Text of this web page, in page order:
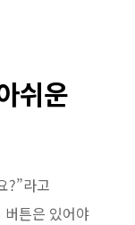
쉬운
?”라고
버튼은 있어야